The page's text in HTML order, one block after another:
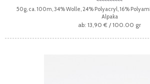
50g, ca. 100m, 34% Wolle, 24% Polyacryl, 16%
Alpaka
13,90 € / 100.00 gr